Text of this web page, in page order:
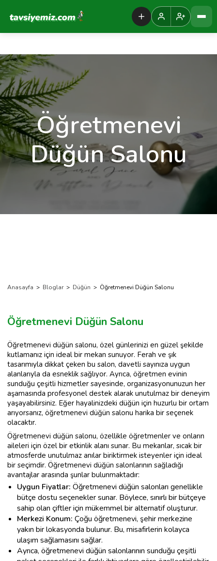
Tavsiyemiz Anasayfa
Öğretmenevi
Düğün Salonu
Anasayfa > Bloglar > Düğün > Öğretmenevi Düğün Salonu
Öğretmenevi Düğün Salonu
Öğretmenevi düğün salonu, özel günlerinizi en güzel şekilde
kutlamanız için ideal bir mekan sunuyor. Ferah ve şık
tasarımıyla dikkat çeken bu salon, davetli sayınıza uygun
alanlarıyla da esneklik sağlıyor. Ayrıca, öğretmen evinin
sunduğu çeşitli hizmetler sayesinde, organizasyonunuzun her
aşamasında profesyonel destek alarak unutulmaz bir deneyim
yaşayabilirsiniz. Eğer hayalinizdeki düğün için huzurlu bir ortam
arıyorsanız, öğretmenevi düğün salonu harika bir seçenek
olacaktır.
Öğretmenevi düğün salonu, özellikle öğretmenler ve onların
aileleri için özel bir etkinlik alanı sunar. Bu mekanlar, sıcak bir
atmosferde unutulmaz anılar biriktirmek isteyenler için ideal
bir seçimdir. Öğretmenevi düğün salonlarının sağladığı
avantajlar arasında şunlar bulunmaktadır:
Uygun Fiyatlar: Öğretmenevi düğün salonları genellikle
bütçe dostu seçenekler sunar. Böylece, sınırlı bir bütçeye
sahip olan çiftler için mükemmel bir alternatif oluşturur.
Merkezi Konum: Çoğu öğretmenevi, şehir merkezine
yakın bir lokasyonda bulunur. Bu, misafirlerin kolayca
ulaşım sağlamasını sağlar.
Ayrıca, öğretmenevi düğün salonlarının sunduğu çeşitli